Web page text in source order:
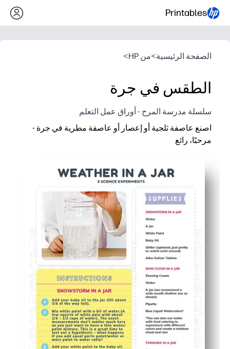
Printables
الصفحة الرئيسية>من HP >
الطقس في جرة
سلسلة مدرسة المرح - أوراق عمل التعلم
اصنع عاصفة ثلجية أو إعصار أو عاصفة مطرية في جرة -
مرحبًا، رائع